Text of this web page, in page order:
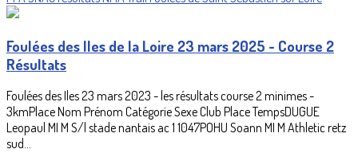
Foulées des Iles de la Loire 23 mars 2025 - Course 2
Résultats
Foulées des Iles 23 mars 2023 - les résultats course 2 minimes -
3kmPlace Nom Prénom Catégorie Sexe Club Place TempsDUGUE
Leopaul MI M S/l stade nantais ac 1 1047POHU Soann MI M Athletic retz
sud...